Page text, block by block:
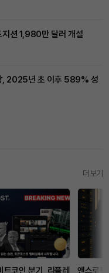
지션 1,980만 달러 개설
, 2025년 초 이후 589% 성
더보기
코인 분기, 리플레 앤스로픽